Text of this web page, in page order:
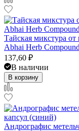
Тайская микстура
Abhai Herb
137,60 ₽
В наличии
В корзину
Андрографис